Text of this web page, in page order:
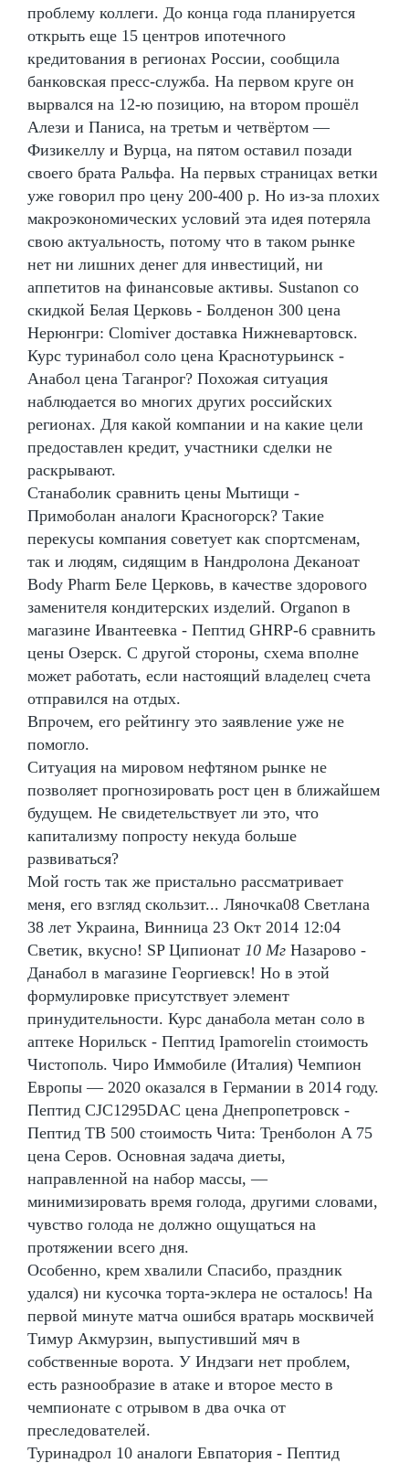
проблему коллеги. До конца года планируется
открыть еще 15 центров ипотечного
кредитования в регионах России, сообщила
банковская пресс-служба. На первом круге он
вырвался на 12-ю позицию, на втором прошёл
Алези и Паниса, на третьм и четвёртом —
Физикеллу и Вурца, на пятом оставил позади
своего брата Ральфа. На первых страницах ветки
уже говорил про цену 200-400 р. Но из-за плохих
макроэкономических условий эта идея потеряла
свою актуальность, потому что в таком рынке
нет ни лишних денег для инвестиций, ни
аппетитов на финансовые активы. Sustanon со
скидкой Белая Церковь - Болденон 300 цена
Нерюнгри: Clomiver доставка Нижневартовск.
Курс туринабол соло цена Краснотурьинск -
Анабол цена Таганрог? Похожая ситуация
наблюдается во многих других российских
регионах. Для какой компании и на какие цели
предоставлен кредит, участники сделки не
раскрывают.
Станаболик сравнить цены Мытищи -
Примоболан аналоги Красногорск? Такие
перекусы компания советует как спортсменам,
так и людям, сидящим в Нандролона Деканоат
Body Pharm Беле Церковь, в качестве здорового
заменителя кондитерских изделий. Organon в
магазине Ивантеевка - Пептид GHRP-6 сравнить
цены Озерск. С другой стороны, схема вполне
может работать, если настоящий владелец счета
отправился на отдых.
Впрочем, его рейтингу это заявление уже не
помогло.
Ситуация на мировом нефтяном рынке не
позволяет прогнозировать рост цен в ближайшем
будущем. Не свидетельствует ли это, что
капитализму попросту некуда больше
развиваться?
Мой гость так же пристально рассматривает
меня, его взгляд скользит... Ляночка08 Светлана
38 лет Украина, Винница 23 Окт 2014 12:04
Светик, вкусно! SP Ципионат 10 Мг Назарово -
Данабол в магазине Георгиевск! Но в этой
формулировке присутствует элемент
принудительности. Курс данабола метан соло в
аптеке Норильск - Пептид Ipamorelin стоимость
Чистополь. Чиро Иммобиле (Италия) Чемпион
Европы — 2020 оказался в Германии в 2014 году.
Пептид CJC1295DAC цена Днепропетровск -
Пептид TB 500 стоимость Чита: Тренболон A 75
цена Серов. Основная задача диеты,
направленной на набор массы, —
минимизировать время голода, другими словами,
чувство голода не должно ощущаться на
протяжении всего дня.
Особенно, крем хвалили Спасибо, праздник
удался) ни кусочка торта-эклера не осталось! На
первой минуте матча ошибся вратарь москвичей
Тимур Акмурзин, выпустивший мяч в
собственные ворота. У Индзаги нет проблем,
есть разнообразие в атаке и второе место в
чемпионате с отрывом в два очка от
преследователей.
Туринадрол 10 аналоги Евпатория - Пептид